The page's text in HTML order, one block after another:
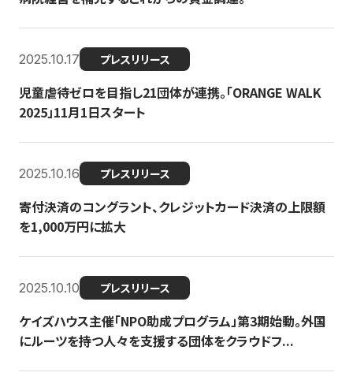
2025.10.17 プレスリリース
児童虐待ゼロを目指し21団体が連携。「ORANGE WALK
2025」11月1日スタート
2025.10.16 プレスリリース
寄付決済のコングラント、クレジットカード決済の上限額
を1,000万円に拡大
2025.10.10 プレスリリース
ケイズハウス主催「NPO助成プログラム」第3期始動。外国
にルーツを持つ人々を支援する団体をクラウドフ...